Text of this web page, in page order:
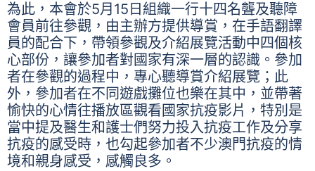
為此，本會於5月15日組織一行十四名聾及聽障
會員前往參觀，由主辦方提供導賞，在手語翻譯
員的配合下，帶領參觀及介紹展覽活動中四個核
心部份，讓參加者對國家有深一層的認識。參加
者在參觀的過程中，專心聽導賞介紹展覽；此
外，參加者在不同遊戲攤位也樂在其中，並帶著
愉快的心情往播放區觀看國家抗疫影片，特別是
當中提及醫生和護士們努力投入抗疫工作及分享
抗疫的感受時，也勾起參加者不少澳門抗疫的情
境和親身感受，感觸良多。